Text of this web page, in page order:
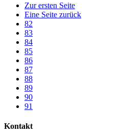
Zur ersten Seite
Eine Seite zurück
82
83
84
85
86
87
88
89
90
91
Kontakt